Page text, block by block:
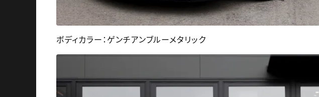
ボディカラー：ゲンチアンブルーメタリック